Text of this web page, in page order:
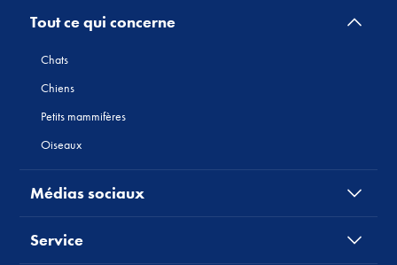
Tout ce qui concerne
Chats
Chiens
Petits mammifères
Oiseaux
Médias sociaux
Service